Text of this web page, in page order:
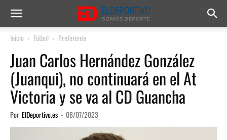
Inicio Fútbol Preferente
Juan Carlos Hernández González
(Juanqui), no continuará en el At
Victoria y se va al CD Guancha
Por ElDeportivo.es - 08/07/2023